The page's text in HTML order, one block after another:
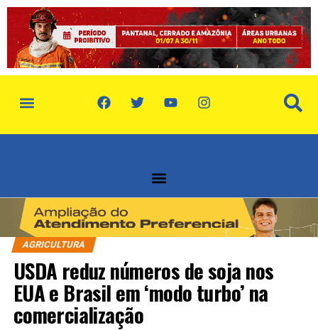
AGRICULTURA
USDA reduz números de soja nos
EUA e Brasil em ‘modo turbo’ na
comercialização